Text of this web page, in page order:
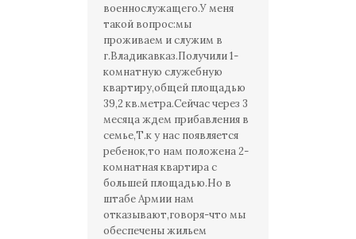
военнослужащего.У меня
такой вопрос:мы
проживаем и служим в
г.Владикавказ.Получили 1-
комнатную служебную
квартиру,общей площадью
39,2 кв.метра.Сейчас через 3
месяца ждем прибавления в
семье,Т.к у нас появляется
ребенок,то нам положена 2-
комнатная квартира с
большей площадью.Но в
штабе Армии нам
отказывают,говоря-что мы
обеспечены жильем